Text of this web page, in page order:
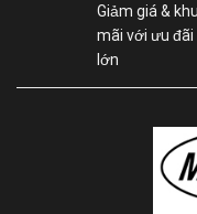
Giảm giá &
mãi với ưu đãi
lớn